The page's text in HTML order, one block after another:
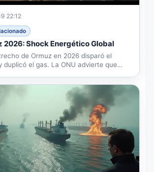
22:12
2026: Shock Energético Global
de Ormuz en 2026 disparó el
duplicó el gas. La ONU advierte que